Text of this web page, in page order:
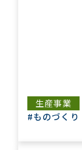
生産事業
#ものづくり